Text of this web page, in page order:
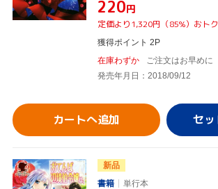
¥220円
定価より1,320円（85%）おトク
獲得ポイント 2P
在庫わずか
ご注文はお早めに
発売年月日：2018/09/12
カートへ追加
新品
書籍
単行本